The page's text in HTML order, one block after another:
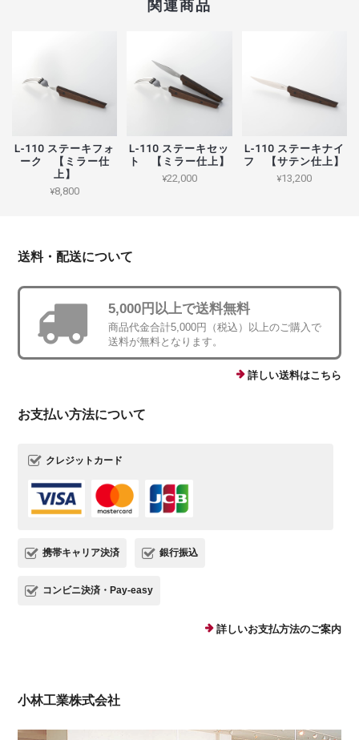
関連商品
L-110 ステーキフォ
ーク 【ミラー仕
上】
¥8,800
L-110 ステーキセッ
ト 【ミラー仕上】
¥22,000
L-110 ステーキナイ
フ 【サテン仕上】
¥13,200
送料・配送について
5,000円以上で送料無料
商品代金合計5,000円（税込）以上のご購入で
送料が無料となります。
詳しい送料はこちら
お支払い方法について
クレジットカード
携帯キャリア決済 銀行振込
コンビニ決済・Pay-easy
詳しいお支払方法のご案内
小林工業株式会社